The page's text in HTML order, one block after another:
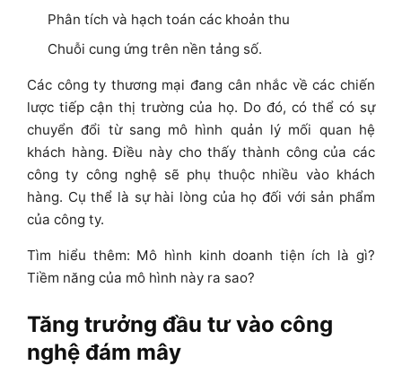
Phân tích và hạch toán các khoản thu
Chuỗi cung ứng trên nền tảng số.
Các công ty thương mại đang cân nhắc về các chiến
lược tiếp cận thị trường của họ. Do đó, có thể có sự
chuyển đổi từ sang mô hình quản lý mối quan hệ
khách hàng. Điều này cho thấy thành công của các
công ty công nghệ sẽ phụ thuộc nhiều vào khách
hàng. Cụ thể là sự hài lòng của họ đối với sản phẩm
của công ty.
Tìm hiểu thêm: Mô hình kinh doanh tiện ích là gì?
Tiềm năng của mô hình này ra sao?
Tăng trưởng đầu tư vào công
nghệ đám mây